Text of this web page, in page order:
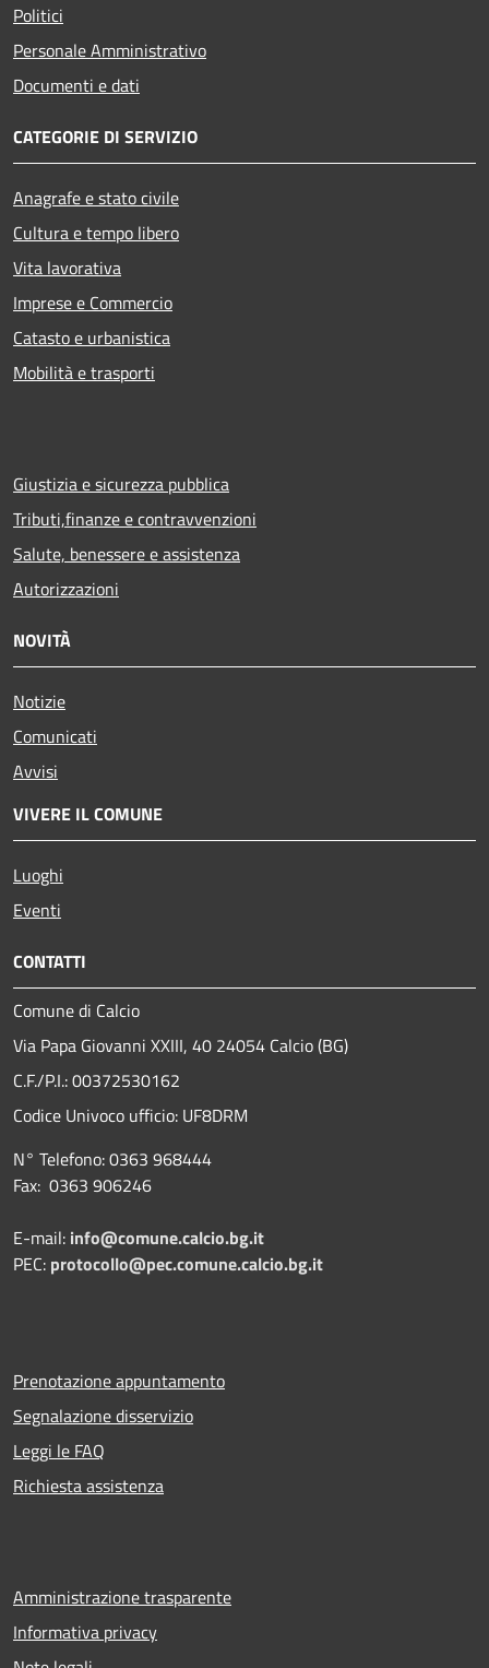
Politici
Personale Amministrativo
Documenti e dati
CATEGORIE DI SERVIZIO
Anagrafe e stato civile
Cultura e tempo libero
Vita lavorativa
Imprese e Commercio
Catasto e urbanistica
Mobilità e trasporti
Giustizia e sicurezza pubblica
Tributi,finanze e contravvenzioni
Salute, benessere e assistenza
Autorizzazioni
NOVITÀ
Notizie
Comunicati
Avvisi
VIVERE IL COMUNE
Luoghi
Eventi
CONTATTI
Comune di Calcio
Via Papa Giovanni XXIII, 40 24054 Calcio (BG)
C.F./P.I.: 00372530162
Codice Univoco ufficio: UF8DRM
N° Telefono: 0363 968444
Fax: 0363 906246
E-mail: info@comune.calcio.bg.it
PEC: protocollo@pec.comune.calcio.bg.it
Prenotazione appuntamento
Segnalazione disservizio
Leggi le FAQ
Richiesta assistenza
Amministrazione trasparente
Informativa privacy